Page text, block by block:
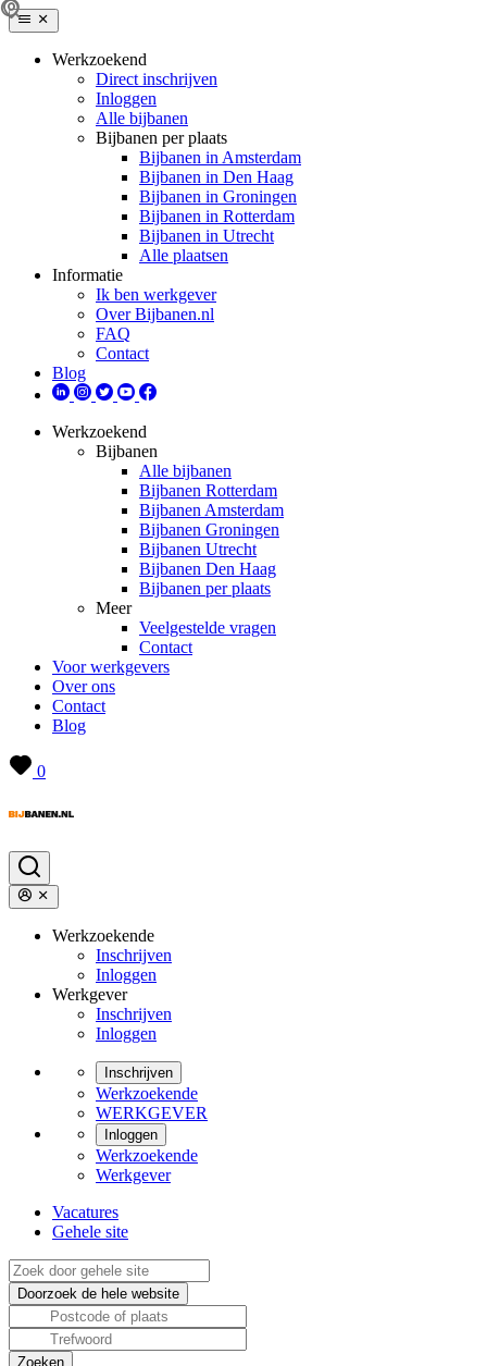
Werkzoekend
Direct inschrijven
Inloggen
Alle bijbanen
Bijbanen per plaats
Bijbanen in Amsterdam
Bijbanen in Den Haag
Bijbanen in Groningen
Bijbanen in Rotterdam
Bijbanen in Utrecht
Alle plaatsen
Informatie
Ik ben werkgever
Over Bijbanen.nl
FAQ
Contact
Blog
Werkzoekend
Bijbanen
Alle bijbanen
Bijbanen Rotterdam
Bijbanen Amsterdam
Bijbanen Groningen
Bijbanen Utrecht
Bijbanen Den Haag
Bijbanen per plaats
Meer
Veelgestelde vragen
Contact
Voor werkgevers
Over ons
Contact
Blog
0
Werkzoekende
Inschrijven
Inloggen
Werkgever
Inschrijven
Inloggen
Inschrijven
Werkzoekende
WERKGEVER
Inloggen
Werkzoekende
Werkgever
Vacatures
Gehele site